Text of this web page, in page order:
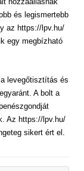
és legismertebb
az https://lpv.hu/
egy megbízható
levegőtisztítás és
A bolt a
Az https://lpv.hu/
sikert ért el.